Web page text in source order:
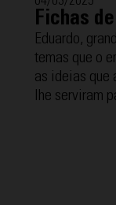
Fichas
Eduardo,
temas que o
as ideias que
lhe serviram